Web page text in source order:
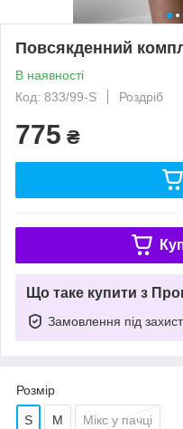
Повсякденний
В наявності
Код: 833/99-S
Роздріб
775 ₴
Що таке купити з
Замовлення під
Розмір
S M Мікс у пачці